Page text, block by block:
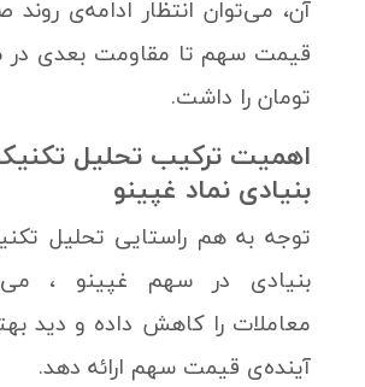
آن، می‌توان انتظار ادامه‌ی
تومان را داشت.
اهمیت ترکیب تحلیل
بنیادی نماد غپینو
توجه به هم راستایی تحلیل
بنیادی در سهم غپینو ،
معاملات را کاهش داده و دید
آینده‌ی قیمت سهم ارائه دهد.